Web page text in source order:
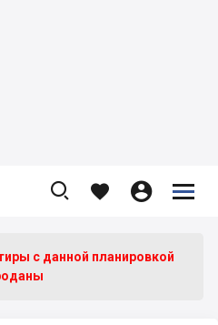
   


c данной планировкой